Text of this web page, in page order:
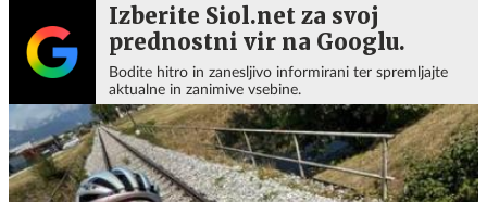
Izberite Siol.net za svoj
prednostni vir na Googlu.
Bodite hitro in zanesljivo informirani ter spremljajte
aktualne in zanimive vsebine.